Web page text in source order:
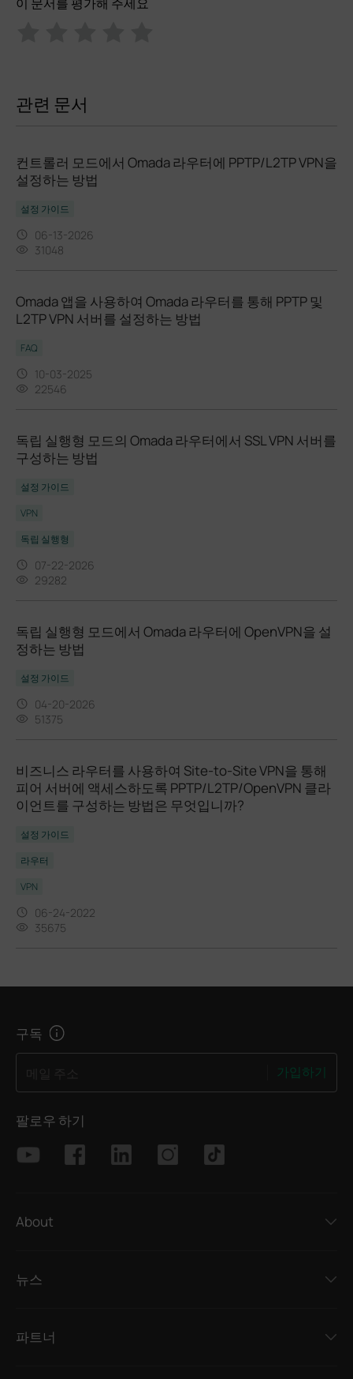
관련 문서
컨트롤러 모드에서 Omada 라우터에 PPTP/L2TP VPN을
설정하는 방법
설정 가이드
06-13-2026
31048
Omada 앱을 사용하여 Omada 라우터를 통해 PPTP 및
L2TP VPN 서버를 설정하는 방법
FAQ
10-03-2025
22546
독립 실행형 모드의 Omada 라우터에서 SSL VPN 서버를
구성하는 방법
설정 가이드
VPN
독립 실행형
07-22-2026
29282
독립 실행형 모드에서 Omada 라우터에 OpenVPN을 설
정하는 방법
설정 가이드
04-20-2026
51375
비즈니스 라우터를 사용하여 Site-to-Site VPN을 통해
피어 서버에 액세스하도록 PPTP/L2TP/OpenVPN 클라
이언트를 구성하는 방법은 무엇입니까?
설정 가이드
라우터
VPN
06-24-2022
35675
구독
가입하기
팔로우 하기
About
뉴스
파트너